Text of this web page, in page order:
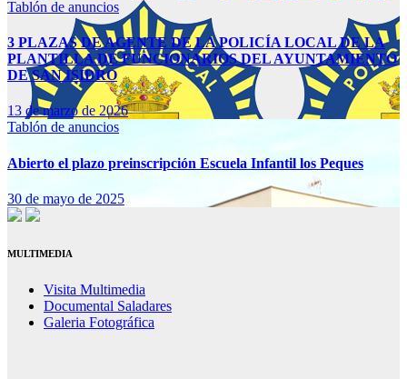
Tablón de anuncios
3 PLAZAS DE AGENTE DE LA POLICÍA LOCAL DE LA
PLANTILLA DE FUNCIONARIOS DEL AYUNTAMIENTO
DE SAN ISIDRO
13 de marzo de 2026
Tablón de anuncios
Abierto el plazo preinscripción Escuela Infantil los Peques
30 de mayo de 2025
MULTIMEDIA
Visita Multimedia
Documental Saladares
Galeria Fotográfica